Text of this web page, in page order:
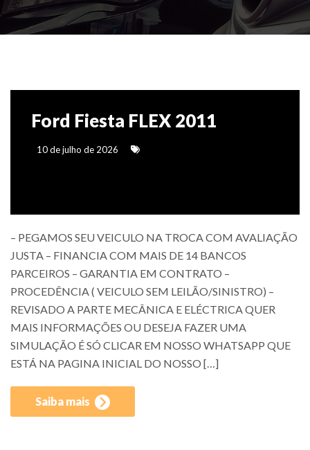
Ford Fiesta FLEX 2011
10 de julho de 2026
– PEGAMOS SEU VEICULO NA TROCA COM AVALIAÇÃO
JUSTA – FINANCIA COM MAIS DE 14 BANCOS
PARCEIROS – GARANTIA EM CONTRATO –
PROCEDÊNCIA ( VEICULO SEM LEILÃO/SINISTRO) –
REVISADO A PARTE MECÂNICA E ELÉCTRICA QUER
MAIS INFORMAÇÕES OU DESEJA FAZER UMA
SIMULAÇÃO É SÓ CLICAR EM NOSSO WHATSAPP QUE
ESTÁ NA PAGINA INICIAL DO NOSSO […]
Saiba mais